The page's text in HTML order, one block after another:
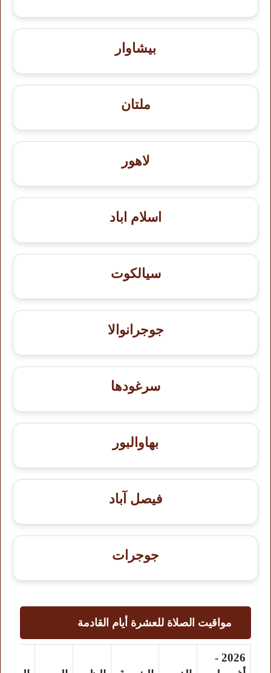
بيشاوار
ملتان
لاهور
اسلام اباد
سيالكوت
جوجرانوالا
سرغودها
بهاوالبور
فيصل آباد
جوجرات
مواقيت الصلاة للعشرة أيام القادمة
2026 -